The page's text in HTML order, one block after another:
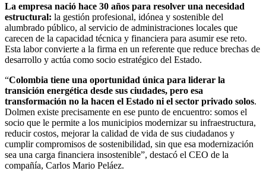
La empresa nació hace 30 años para resolver una necesidad
estructural: la gestión profesional, idónea y sostenible del
alumbrado público, al servicio de administraciones locales que
carecen de la capacidad técnica y financiera para asumir ese reto.
Esta labor convierte a la firma en un referente que reduce brechas de
desarrollo y actúa como socio estratégico del Estado.
“Colombia tiene una oportunidad única para liderar la
transición energética desde sus ciudades, pero esa
transformación no la hacen el Estado ni el sector privado solos.
Dolmen existe precisamente en ese punto de encuentro: somos el
socio que le permite a los municipios modernizar su infraestructura,
reducir costos, mejorar la calidad de vida de sus ciudadanos y
cumplir compromisos de sostenibilidad, sin que esa modernización
sea una carga financiera insostenible”, destacó el CEO de la
compañía, Carlos Mario Peláez.